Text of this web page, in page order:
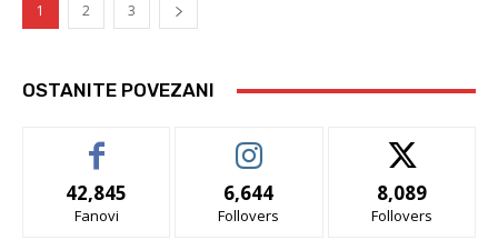
1 2 3
OSTANITE POVEZANI
42,845
Fanovi
6,644
Follovers
8,089
Follovers